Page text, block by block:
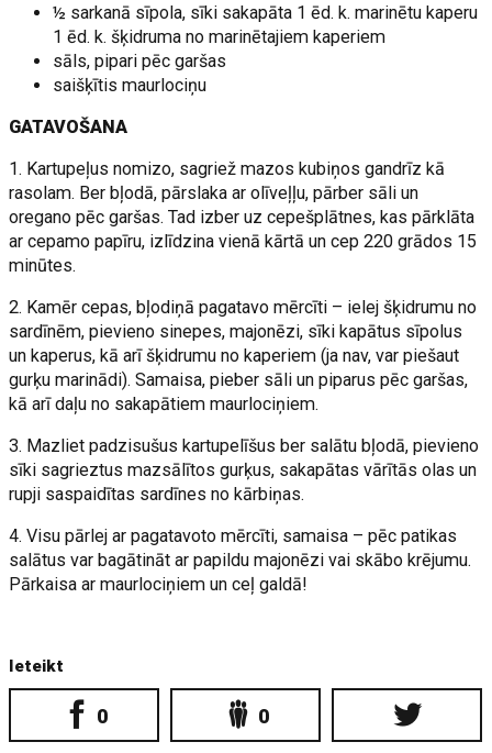
½ sarkanā sīpola, sīki sakapāta 1 ēd. k. marinētu kaperu
1 ēd. k. šķidruma no marinētajiem kaperiem
sāls, pipari pēc garšas
saišķītis maurlociņu
GATAVOŠANA
1. Kartupeļus nomizo, sagriež mazos kubiņos gandrīz kā
rasolam. Ber bļodā, pārslaka ar olīveļļu, pārber sāli un
oregano pēc garšas. Tad izber uz cepešplātnes, kas pārklāta
ar cepamo papīru, izlīdzina vienā kārtā un cep 220 grādos 15
minūtes.
2. Kamēr cepas, bļodiņā pagatavo mērcīti – ielej šķidrumu no
sardīnēm, pievieno sinepes, majonēzi, sīki kapātus sīpolus
un kaperus, kā arī šķidrumu no kaperiem (ja nav, var piešaut
gurķu marinādi). Samaisa, pieber sāli un piparus pēc garšas,
kā arī daļu no sakapātiem maurlociņiem.
3. Mazliet padzisušus kartupelīšus ber salātu bļodā, pievieno
sīki sagrieztus mazsālītos gurķus, sakapātas vārītās olas un
rupji saspaidītas sardīnes no kārbiņas.
4. Visu pārlej ar pagatavoto mērcīti, samaisa – pēc patikas
salātus var bagātināt ar papildu majonēzi vai skābo krējumu.
Pārkaisa ar maurlociņiem un ceļ galdā!
Ieteikt
0 0